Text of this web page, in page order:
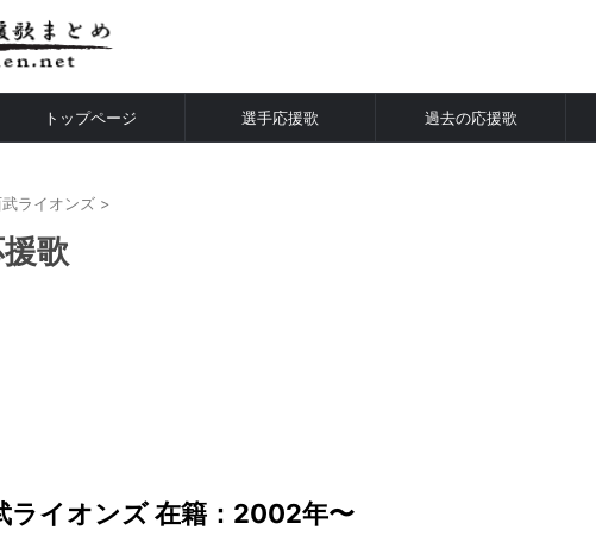
トップページ 選手応援歌 過去の応援歌
ライオンズ >
歌
ライオンズ 在籍：2002年〜